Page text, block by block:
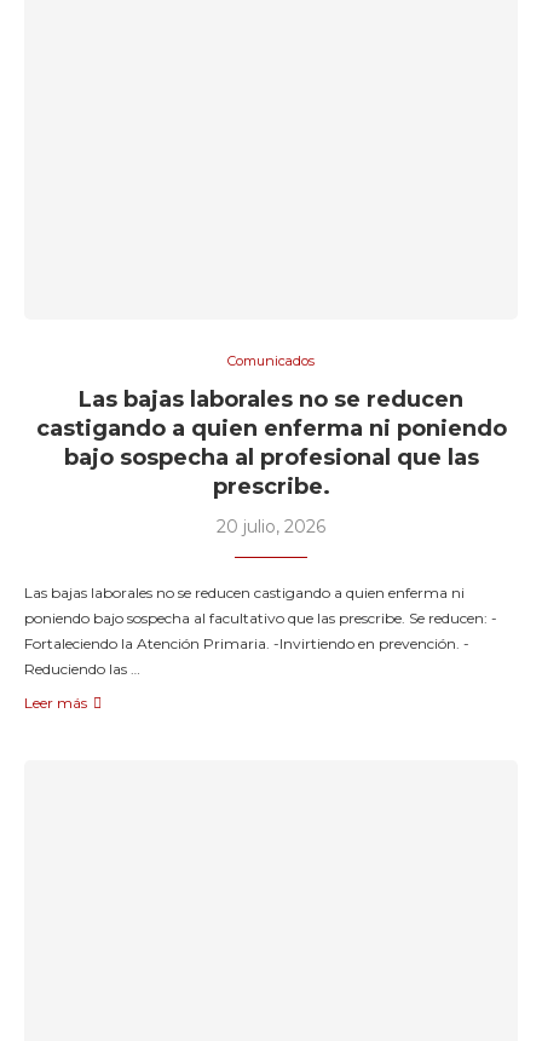
Comunicados
Las bajas laborales no se reducen
castigando a quien enferma ni poniendo
bajo sospecha al profesional que las
prescribe.
20 julio, 2026
Las bajas laborales no se reducen castigando a quien enferma ni
poniendo bajo sospecha al facultativo que las prescribe. Se reducen: -
Fortaleciendo la Atención Primaria. -Invirtiendo en prevención. -
Reduciendo las …
Leer más